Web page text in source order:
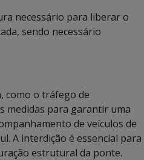
necessário para liberar o
sendo necessário
como o tráfego de
medidas para garantir uma
de veículos de
A interdição é essencial para
estrutural da ponte.